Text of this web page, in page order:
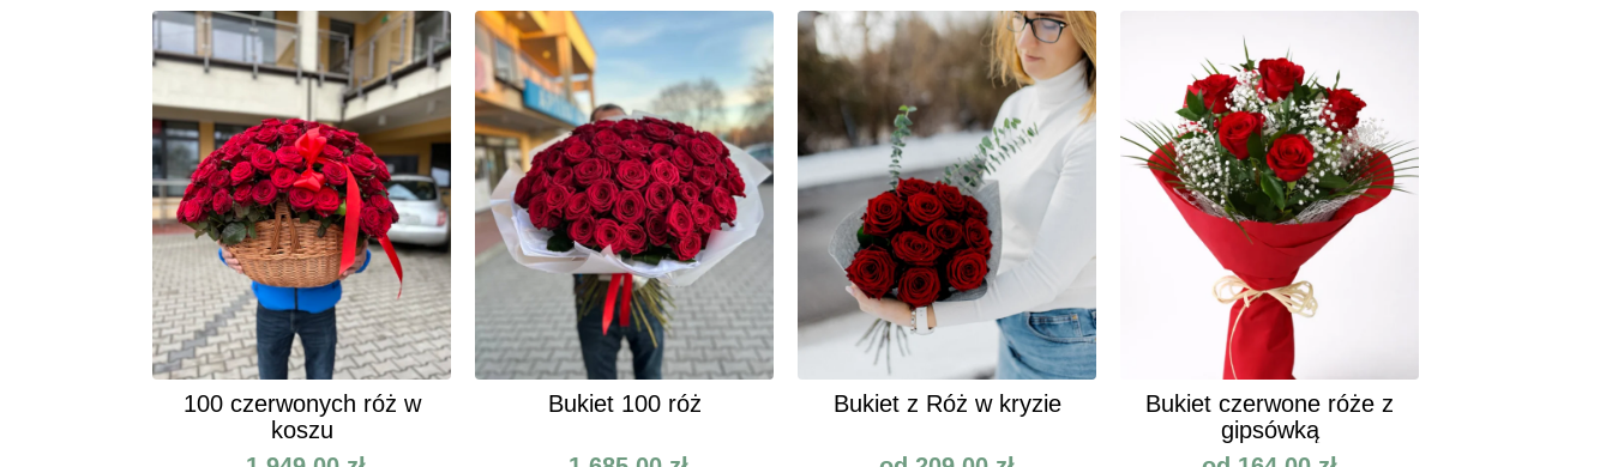
100 czerwonych róż w
koszu
Bukiet 100 róż Bukiet z Róż w kryzie
Bukiet czerwone róże z
gipsówką